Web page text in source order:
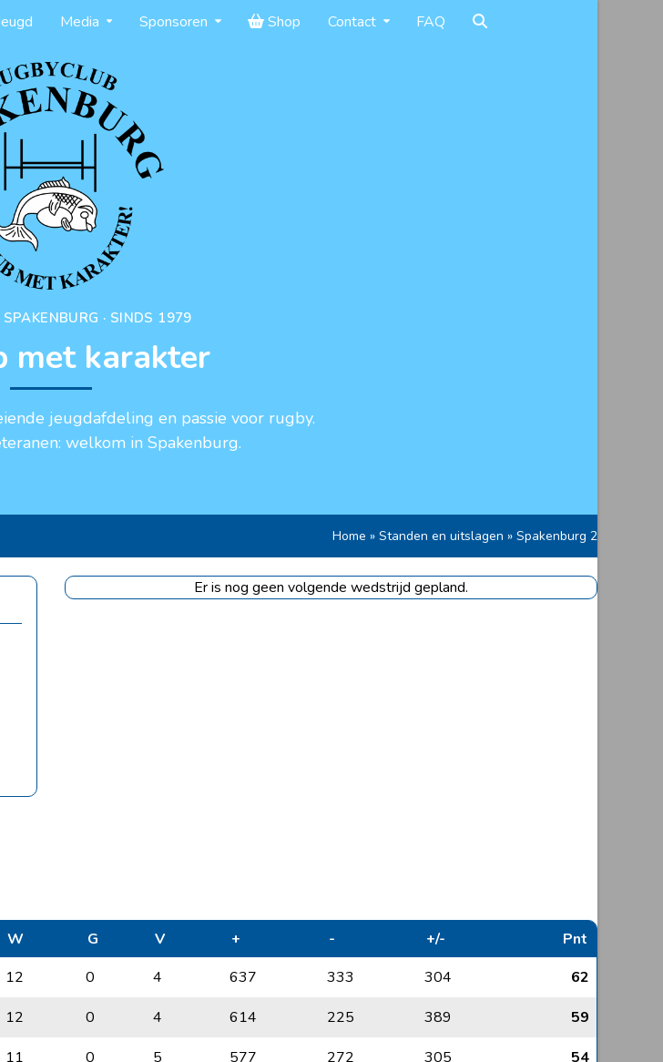
Media Sponsoren Shop Contact FAQ
· SINDS 1979
met karakter
jeugdafdeling en passie voor rugby.
welkom in Spakenburg.
Home » Standen en uitslagen » Spakenburg 2
Er is nog geen volgende wedstrijd gepland.
W G V + - +/-
Pnt
12 0 4 637 333 304
62
12 0 4 614 225 389
59
11 0 5 577 272 305
54